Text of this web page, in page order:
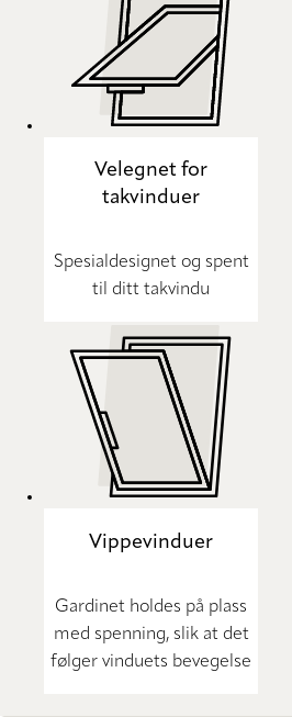
Velegnet for
takvinduer
Spesialdesignet og spent
til ditt takvindu
Vippevinduer
Gardinet holdes på plass
med spenning, slik at det
følger vinduets bevegelse